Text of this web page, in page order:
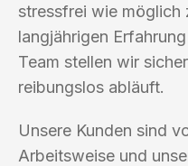
stressfrei wie möglich
langjährigen
Team stellen wir
reibungslos abläuft.
Unsere Kunden sind
Arbeitsweise und